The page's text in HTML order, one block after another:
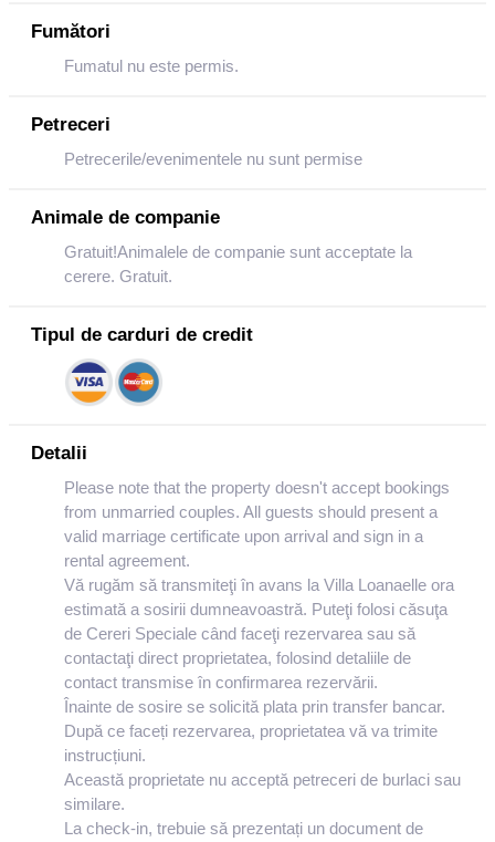
Fumători
Fumatul nu este permis.
Petreceri
Petrecerile/evenimentele nu sunt permise
Animale de companie
Gratuit!Animalele de companie sunt acceptate la
cerere. Gratuit.
Tipul de carduri de credit
Detalii
Please note that the property doesn't accept bookings
from unmarried couples. All guests should present a
valid marriage certificate upon arrival and sign in a
rental agreement.
Vă rugăm să transmiteţi în avans la Villa Loanaelle ora
estimată a sosirii dumneavoastră. Puteţi folosi căsuţa
de Cereri Speciale când faceţi rezervarea sau să
contactaţi direct proprietatea, folosind detaliile de
contact transmise în confirmarea rezervării.
Înainte de sosire se solicită plata prin transfer bancar.
După ce faceți rezervarea, proprietatea vă va trimite
instrucțiuni.
Această proprietate nu acceptă petreceri de burlaci sau
similare.
La check-in, trebuie să prezentați un document de